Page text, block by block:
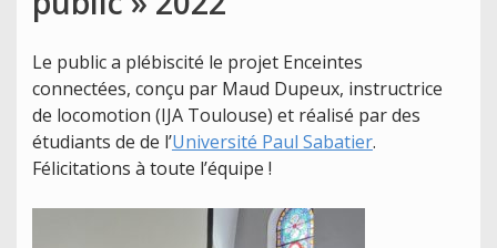
Le public a plébiscité le projet Enceintes
connectées, conçu par Maud Dupeux, instructrice
de locomotion (IJA Toulouse) et réalisé par des
étudiants de de l’Université Paul Sabatier.
Félicitations à toute l’équipe !